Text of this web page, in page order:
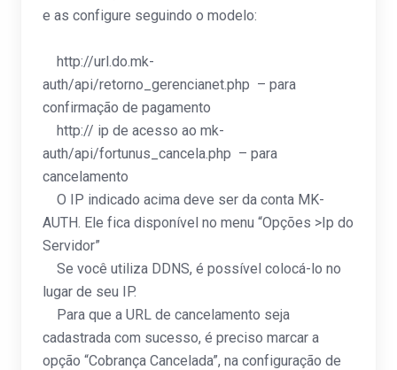
e as configure seguindo o modelo:
http://url.do.mk-
auth/api/retorno_gerencianet.php – para
confirmação de pagamento
http:// ip de acesso ao mk-
auth/api/fortunus_cancela.php – para
cancelamento
O IP indicado acima deve ser da conta MK-
AUTH. Ele fica disponível no menu “Opções >Ip do
Servidor”
Se você utiliza DDNS, é possível colocá-lo no
lugar de seu IP.
Para que a URL de cancelamento seja
cadastrada com sucesso, é preciso marcar a
opção “Cobrança Cancelada”, na configuração de